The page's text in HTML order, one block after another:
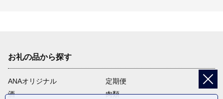
お礼の品から探す
ANAオリジナル
定期便
酒
肉類